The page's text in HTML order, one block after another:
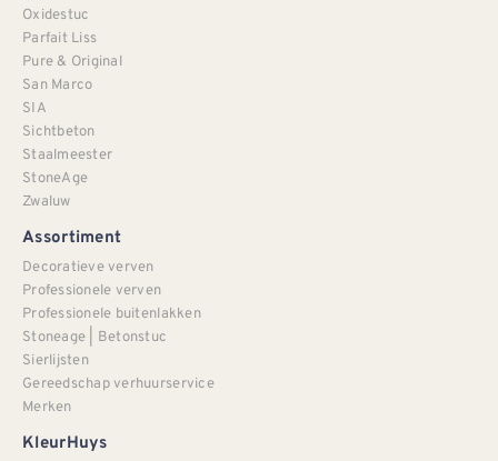
Oxidestuc
Parfait Liss
Pure & Original
San Marco
SIA
Sichtbeton
Staalmeester
StoneAge
Zwaluw
Assortiment
Decoratieve verven
Professionele verven
Professionele buitenlakken
Stoneage | Betonstuc
Sierlijsten
Gereedschap verhuurservice
Merken
KleurHuys